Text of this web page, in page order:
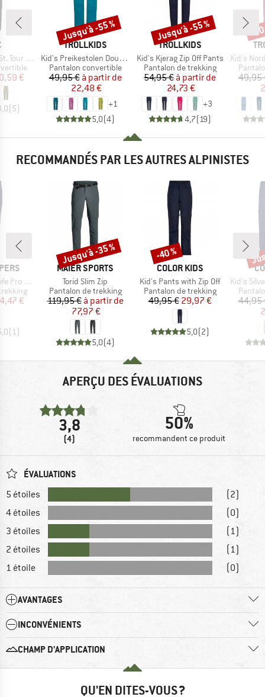
Pants Light
réduit
€
(5)
MARQUE
TROLLKIDS
Article
Kid's Preikestolen Double Zip-Off Pants
Product group
Pantalon convertible
Prix
49,95 € Prix réduit
à partir de
22,48 €
+1
5,0(4)
Remise
Jusqu'à -55 %
MARQUE
TROLLKIDS
Article
Kid's Kjerag Zip Off Pants
Product group
Pantalon de trekking
Prix
54,95 € Prix réduit
à partir de
24,73 €
+3
4,7(19)
Remise
Jusqu'à -55 %
Article
Kid's Nordfjord
49,95
-
RECOMMANDÉS PAR LES AUTRES ALPINISTES
Trouser III
réduit
€
(1)
MARQUE
MAIER SPORTS
Article
Torid Slim Zip
Product group
Pantalon de trekking
Prix
119,95 € Prix réduit
à partir de
77,97 €
5,0(4)
Remise
Jusqu'à -35 %
MARQUE
COLOR KIDS
Article
Kid's Pants with Zip Off
Product group
Pantalon de trekking
Prix
49,95 €Prix réduit
29,97 €
5,0(2)
Remise
-40 %
Article
Kid's Silver
44,95
APERÇU DES ÉVALUATIONS
3,8
(4)
50%
recommandent ce produit
ÉVALUATIONS
5 étoiles
(2)
4 étoiles
(0)
3 étoiles
(1)
2 étoiles
(1)
1 étoile
(0)
AVANTAGES
INCONVÉNIENTS
CHAMP D'APPLICATION
QU'EN DITES-VOUS ?